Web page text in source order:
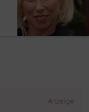
Anzeige